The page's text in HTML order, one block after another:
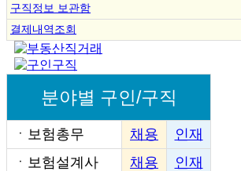
구직정보 보관함
결제내역조회
분야별 구인/구직
ㆍ 보험총무 채용
인재
ㆍ 보험설계사 채용
인재